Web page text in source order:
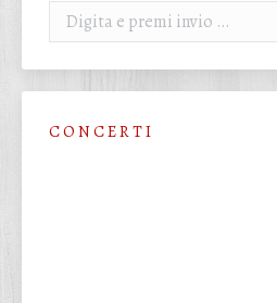
Cerca:
C O N C E R T I